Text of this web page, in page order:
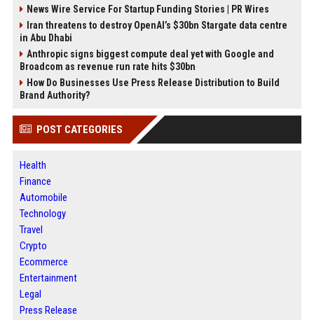
News Wire Service For Startup Funding Stories | PR Wires
Iran threatens to destroy OpenAI’s $30bn Stargate data centre
in Abu Dhabi
Anthropic signs biggest compute deal yet with Google and
Broadcom as revenue run rate hits $30bn
How Do Businesses Use Press Release Distribution to Build
Brand Authority?
POST CATEGORIES
Health
Finance
Automobile
Technology
Travel
Crypto
Ecommerce
Entertainment
Legal
Press Release